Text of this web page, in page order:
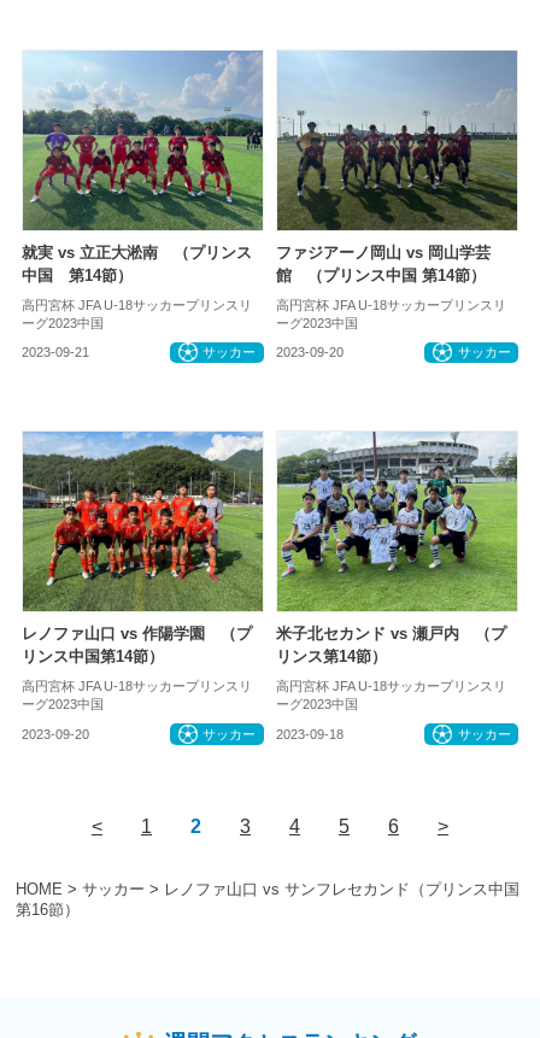
HOME > サッカー > レノファ山口 vs サンフレセカンド（プリンス中国
第16節）
就実 vs 立正大淞南 （プリンス
中国 第14節）
高円宮杯 JFA U-18サッカープリンスリ
ーグ2023中国
2023-09-21 サッカー
ファジアーノ岡山 vs 岡山学芸
館 （プリンス中国 第14節）
高円宮杯 JFA U-18サッカープリンスリ
ーグ2023中国
2023-09-20 サッカー
レノファ山口 vs 作陽学園 （プ
リンス中国第14節）
高円宮杯 JFA U-18サッカープリンスリ
ーグ2023中国
2023-09-20 サッカー
米子北セカンド vs 瀬戸内 （プ
リンス第14節）
高円宮杯 JFA U-18サッカープリンスリ
ーグ2023中国
2023-09-18 サッカー
< 1 2 3 4 5 6 >